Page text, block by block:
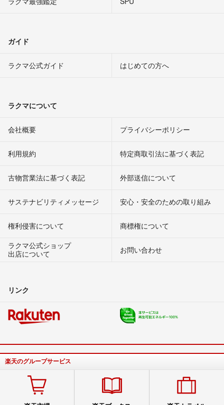
ガイド
ラクマ公式ガイド はじめての方へ
ラクマについて
会社概要 プライバシーポリシー
利用規約 特定商取引法に基づく表記
古物営業法に基づく表記 外部送信について
サステナビリティメッセージ 安心・安全のための取り組み
権利侵害について
商標権について
ラクマ公式ショップ
出店について
お問い合わせ
リンク
楽天のグループサービス